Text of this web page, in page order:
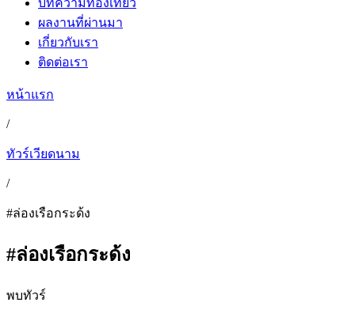
บทความท่องเที่ยว
ผลงานที่ผ่านมา
เกี่ยวกับเรา
ติดต่อเรา
หน้าแรก
/
ทัวร์เวียดนาม
/
#ล่องเรือกระด้ง
#ล่องเรือกระด้ง
พบทัวร์